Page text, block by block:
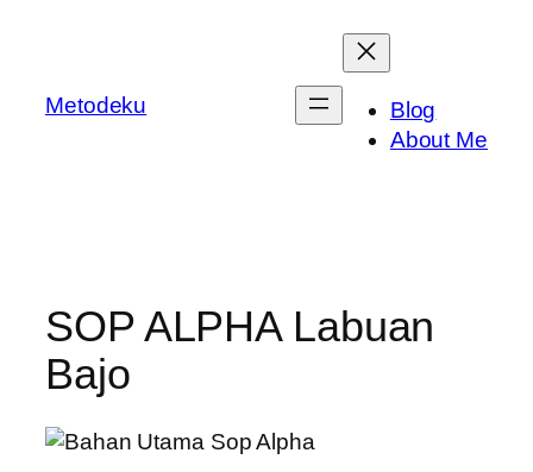
Metodeku
Blog
About Me
SOP ALPHA Labuan
Bajo